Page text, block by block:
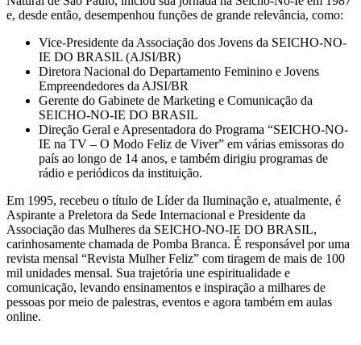
e, desde então, desempenhou funções de grande relevância, como:
Vice-Presidente da Associação dos Jovens da SEICHO-NO-
IE DO BRASIL (AJSI/BR)
Diretora Nacional do Departamento Feminino e Jovens
Empreendedores da AJSI/BR
Gerente do Gabinete de Marketing e Comunicação da
SEICHO-NO-IE DO BRASIL
Direção Geral e Apresentadora do Programa “SEICHO-NO-
IE na TV – O Modo Feliz de Viver” em várias emissoras do
país ao longo de 14 anos, e também dirigiu programas de
rádio e periódicos da instituição.
Em 1995, recebeu o título de Líder da Iluminação e, atualmente, é
Aspirante a Preletora da Sede Internacional e Presidente da
Associação das Mulheres da SEICHO-NO-IE DO BRASIL,
carinhosamente chamada de Pomba Branca. É responsável por uma
revista mensal “Revista Mulher Feliz” com tiragem de mais de 100
mil unidades mensal. Sua trajetória une espiritualidade e
comunicação, levando ensinamentos e inspiração a milhares de
pessoas por meio de palestras, eventos e agora também em aulas
online.